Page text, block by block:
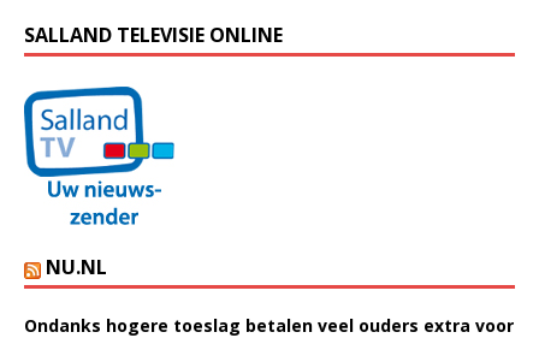
SALLAND TELEVISIE ONLINE
NU.NL
Ondanks hogere toeslag betalen veel ouders extra voor